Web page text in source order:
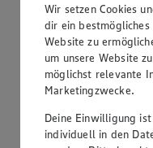
PAYBACK
Wir setzen Cookies
dir ein
Website zu
um unsere Website
möglichst relevante
Marketingzwecke.
Deine Einwilligung
individuell in den